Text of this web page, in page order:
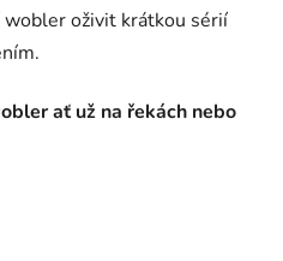
oživit krátkou sérií
ať už na řekách nebo